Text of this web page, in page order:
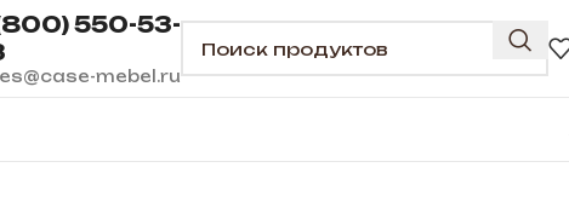
550-53-
mebel.ru